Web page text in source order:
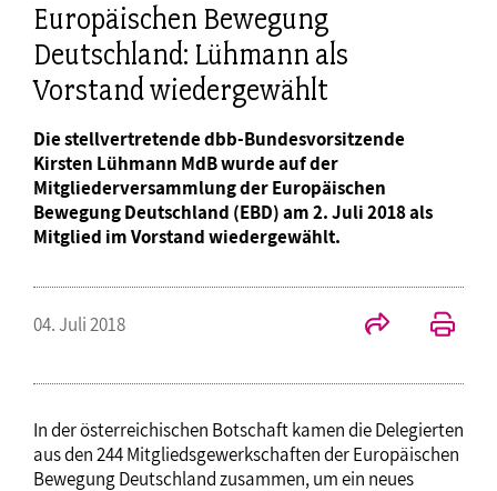
Europäischen Bewegung
Deutschland: Lühmann als
Vorstand wiedergewählt
Die stellvertretende dbb-Bundesvorsitzende
Kirsten Lühmann MdB wurde auf der
Mitgliederversammlung der Europäischen
Bewegung Deutschland (EBD) am 2. Juli 2018 als
Mitglied im Vorstand wiedergewählt.
04. Juli 2018
In der österreichischen Botschaft kamen die Delegierten
aus den 244 Mitgliedsgewerkschaften der Europäischen
Bewegung Deutschland zusammen, um ein neues